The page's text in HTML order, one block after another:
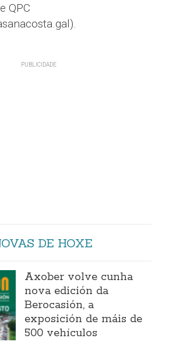
QPC
DE HOXE
Axober volve cunha
nova edición da
Berocasión, a
exposición de máis de
500 vehículos